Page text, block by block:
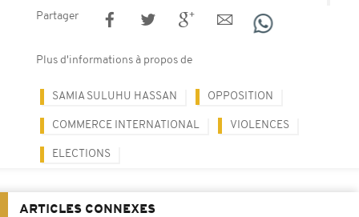
Partager
Plus d'informations à propos de
SAMIA SULUHU HASSAN OPPOSITION
COMMERCE INTERNATIONAL VIOLENCES
ELECTIONS
ARTICLES CONNEXES